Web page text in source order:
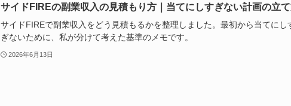
サイドFIREの副業収入の見積もり方｜当てにしすぎない計画の立
サイドFIREで副業収入をどう見積もるかを整理しました。最初から当てにし
ぎないために、私が分けて考えた基準のメモです。
2026年6月13日